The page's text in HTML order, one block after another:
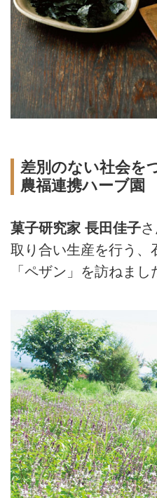
差別のない社会を
農福連携ハーブ園
菓子研究家 長田佳子
取り合い生産を行う、
「ペザン」を訪ねまし